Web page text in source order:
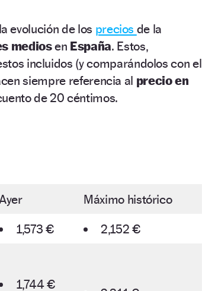
evolución de los precios de la
mediosen España. Estos,
incluidos (y comparándolos con el
siempre referencia al precio en
de 20 céntimos.
Ayer
Máximo histórico
1,573 € 2,152 €
1,744 €